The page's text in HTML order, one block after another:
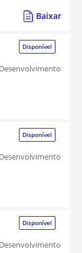
Baixar
Disponível
Disponível
Disponível